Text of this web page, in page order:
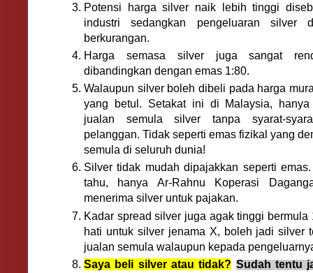
Potensi harga silver naik lebih tinggi
industri sedangkan pengeluaran silver
berkurangan.
Harga semasa silver juga sangat
dibandingkan dengan emas 1:80.
Walaupun silver boleh dibeli pada harga
yang betul. Setakat ini di Malaysia,
jualan semula silver tanpa syarat-
pelanggan. Tidak seperti emas fizikal yang
semula di seluruh dunia!
Silver tidak mudah dipajakkan seperti
tahu, hanya Ar-Rahnu Koperasi
menerima silver untuk pajakan.
Kadar spread silver juga agak tinggi bermula
hati untuk silver jenama X, boleh jadi silver
jualan semula walaupun kepada
Saya beli silver atau tidak? Sudah tentu